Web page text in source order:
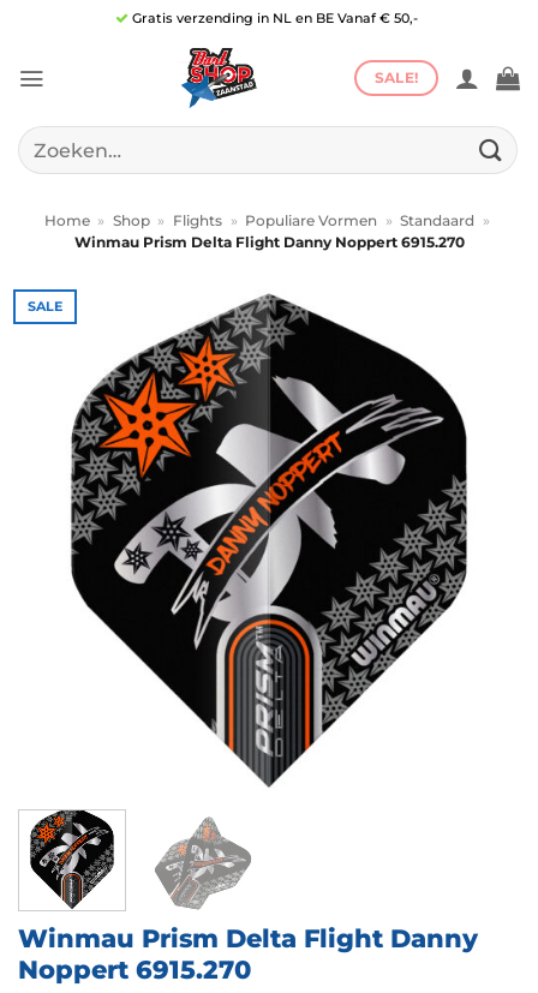
inhoud
Gratis verzending in NL en BE Vanaf € 50,-
SALE!
Zoeken
naar:
Home » Shop » Flights » Populiare Vormen » Standaard
»
Winmau Prism Delta Flight Danny Noppert 6915.270
SALE
Winmau Prism Delta Flight Danny
Noppert 6915.270